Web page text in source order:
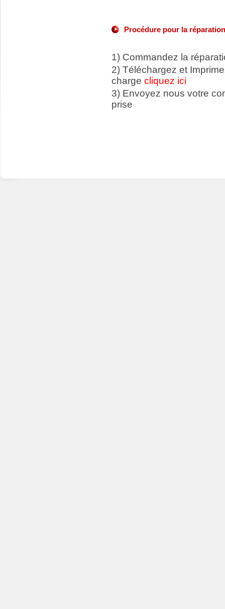
Procédure pour la
1) Commandez la
2) Téléchargez et
charge cliquez ici
3) Envoyez nous votre
prise